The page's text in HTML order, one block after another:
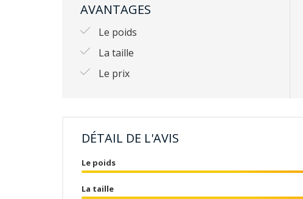
AVANTAGES
Le poids
La taille
Le prix
DÉTAIL DE L'AVIS
Le poids
La taille